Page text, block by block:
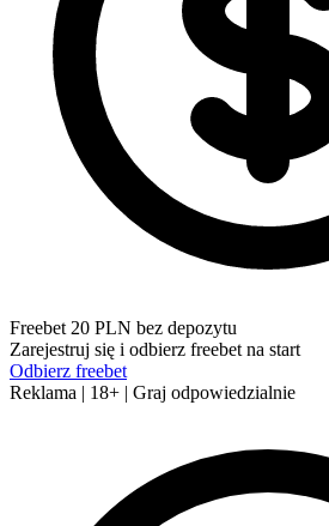
Freebet 20 PLN bez depozytu
Zarejestruj się i odbierz freebet na start
Odbierz freebet
Reklama | 18+ | Graj odpowiedzialnie